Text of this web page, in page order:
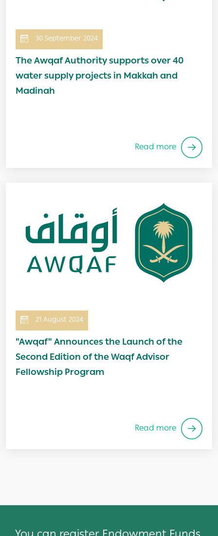
30 September 2024
The Awqaf Authority supports over 40
water supply projects in Makkah and
Madinah
Read more
21 August 2024
"Awqaf" Announces the Launch of the
Second Edition of the Waqf Advisor
Fellowship Program
Read more